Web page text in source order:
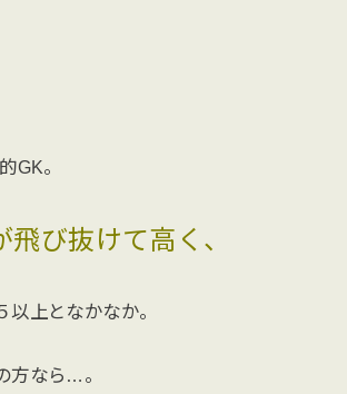
GK。
び抜けて高く、
以上となかなか。
方なら…。